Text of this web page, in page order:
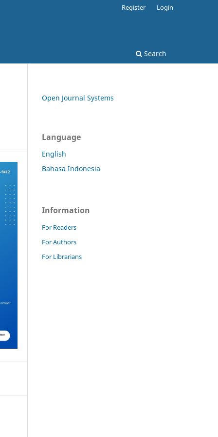
Search
Register Login
Open Journal Systems
Language
English
Bahasa Indonesia
Information
For Readers
For Authors
For Librarians